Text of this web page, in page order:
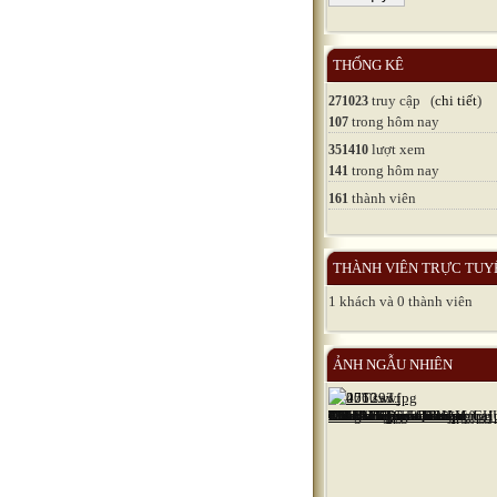
THỐNG KÊ
271023 truy cập (chi tiết)
107 trong hôm nay
351410 lượt xem
141 trong hôm nay
161 thành viên
THÀNH VIÊN TRỰC
1 khách và 0 thành viên
ẢNH NGẪU NHIÊN